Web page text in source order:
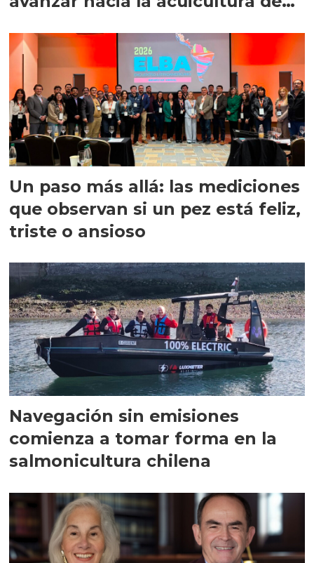
Un paso más allá: las mediciones
que observan si un pez está feliz,
triste o ansioso
Navegación sin emisiones
comienza a tomar forma en la
salmonicultura chilena